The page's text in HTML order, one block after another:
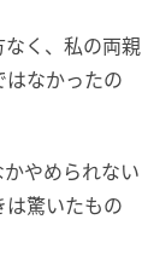
く、私の両親
なかったの
やめられない
驚いたもの